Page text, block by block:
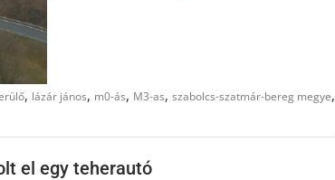
, lázár jános, m0-ás, M3-as, szabolcs-szatmár-bereg megye,
el egy teherautó